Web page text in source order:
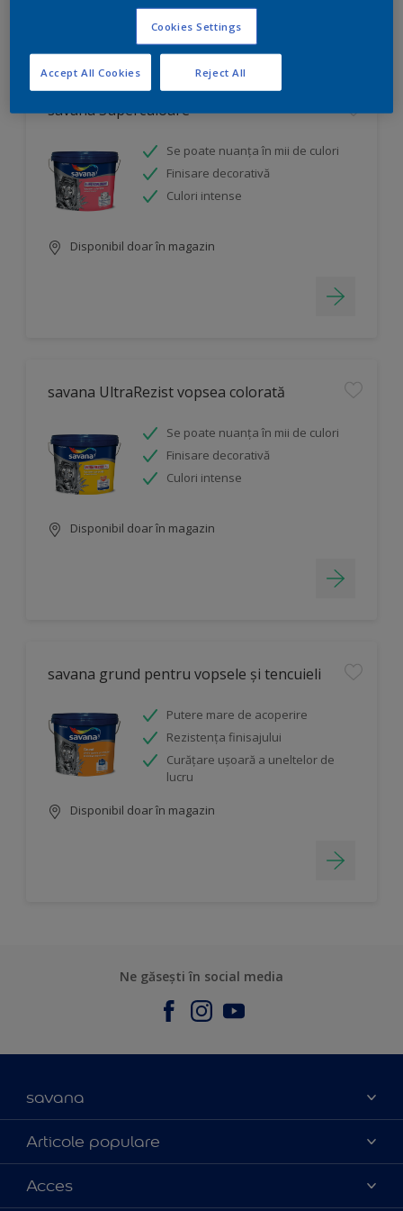
Filtru
savana Superculoare
Se poate nuanța în mii de culori
Finisare decorativă
Culori intense
Disponibil doar în magazin
savana UltraRezist vopsea colorată
Se poate nuanța în mii de culori
Finisare decorativă
Culori intense
Disponibil doar în magazin
savana grund pentru vopsele și tencuieli
Putere mare de acoperire
Rezistența finisajului
Curăţare uşoară a uneltelor de
lucru
Disponibil doar în magazin
Ne găsești în social media
savana
Contact
Parteneri
Certificări
Articole populare
Culoarea anului 2025
Produse
Acces
Cookies Settings
Reject All
Accept All Cookies